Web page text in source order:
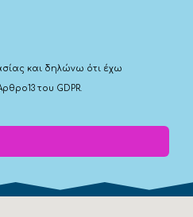
και δηλώνω ότι έχω
του GDPR.